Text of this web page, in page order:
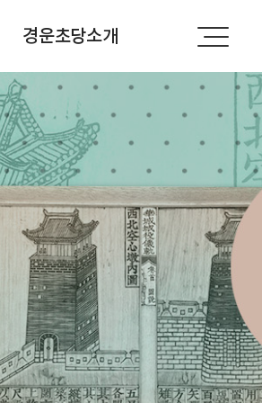
경운초당소개
선생님소개
찾아오시는 길